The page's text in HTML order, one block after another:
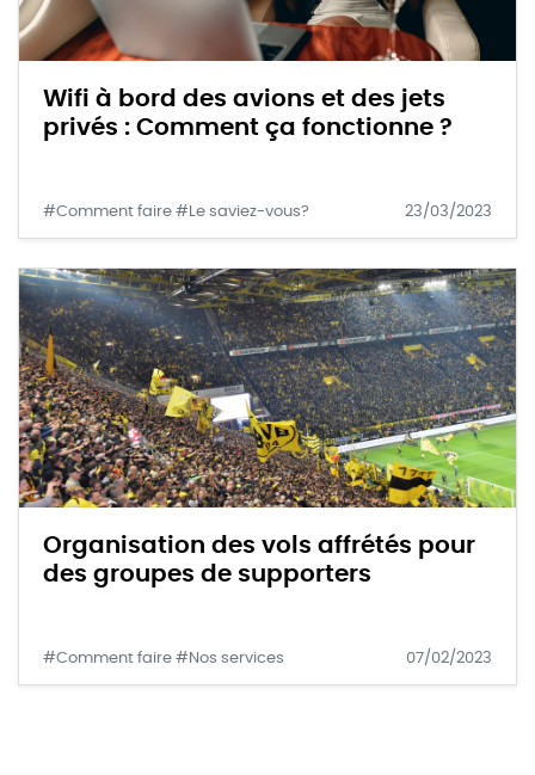
Wifi à bord des avions et des jets
privés : Comment ça fonctionne ?
#Comment faire #Le saviez-vous? 23/03/2023
Organisation des vols affrétés pour
des groupes de supporters
#Comment faire #Nos services 07/02/2023